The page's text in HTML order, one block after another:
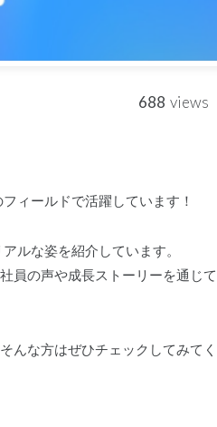
688 views
ィールドで活躍しています！
ルな姿を紹介しています。
員の声や成長ストーリーを通じ
んな方はぜひチェックしてみてく